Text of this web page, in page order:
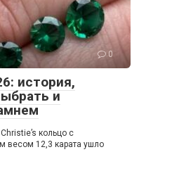
0
история,
и
кольцо с
весом 12,3 карата ушло